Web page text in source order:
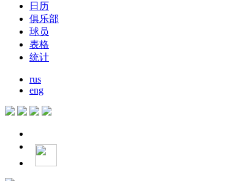
日历
俱乐部
球员
表格
统计
rus
eng